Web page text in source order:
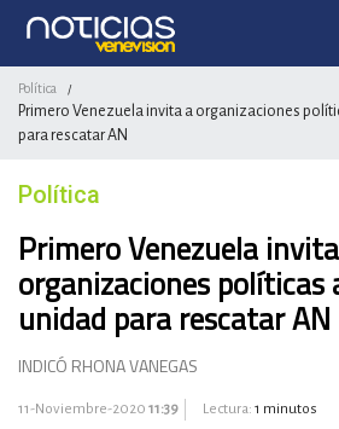
Política /
Primero Venezuela invita a organizaciones
para rescatar AN
Política
Primero Venezuela
organizaciones políticas
unidad para rescatar AN
INDICÓ RHONA VANEGAS
11-Noviembre-2020 11:39 Lectura: 1 minutos